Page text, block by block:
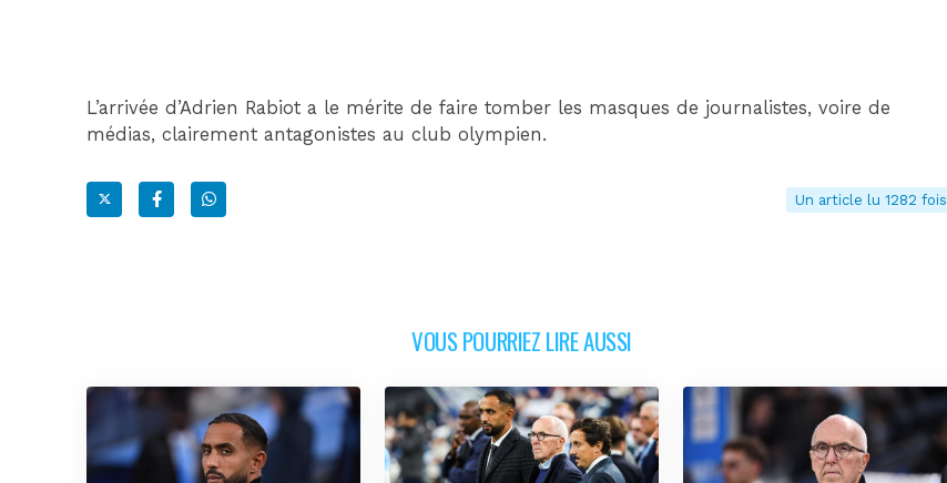
L’arrivée d’Adrien Rabiot a le mérite de faire tomber les masques de journalistes, voire de
médias, clairement antagonistes au club olympien.
Un article lu 1282 fois
VOUS POURRIEZ LIRE AUSSI